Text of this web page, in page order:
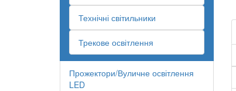
Технічні світильники
Трекове освітлення
Прожектори/Вуличне освітлення
LED